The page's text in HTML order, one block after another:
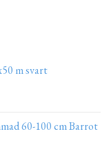
m svart
60-100 cm Barrot